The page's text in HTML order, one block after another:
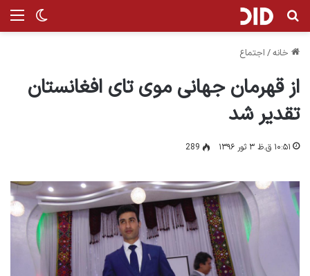
تغییر جستجو برای
خانه/ اجتماع
از قهرمان جهانی موی تای افغانستان
تقدیر شد
۱۰:۵۱ ق.ظ ۳ ثور ۱۳۹۶ 289